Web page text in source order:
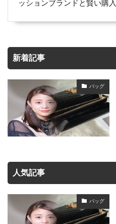
ッションブランドと賢い購入
新着記事
バッグ
人気記事
バッグ